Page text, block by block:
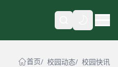
自动
首页 校园动态 校园快讯